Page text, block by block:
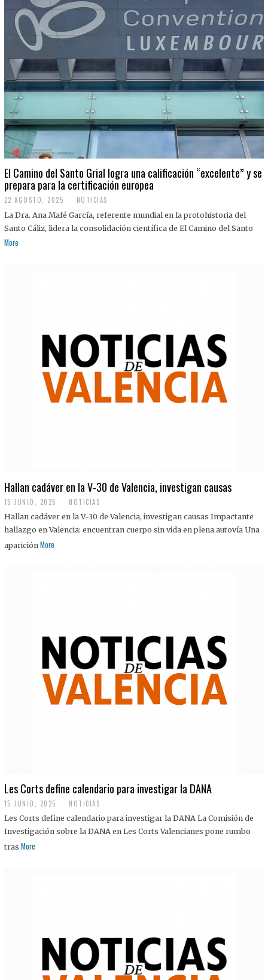
El Camino del Santo Grial logra una calificación “excelente” y se
prepara para la certificación europea
22 AGOSTO, 2025
2
A
G
NOTICIAS
La Dra. Ana Mafé García, referente mundial en la protohistoria del
Santo Cáliz, lidera la consolidación científica de El Camino del Santo
More
Hallan cadáver en la V-30 de Valencia, investigan causas
15 JUNIO, 2025 NOTICIAS
Hallan cadáver en la V-30 de Valencia, investigan causas Impactante
hallazgo en Valencia: encuentran cuerpo sin vida en plena autovía Una
aparición More
Les Corts define calendario para investigar la DANA
15 JUNIO, 2025 NOTICIAS
Les Corts define calendario para investigar la DANA La Comisión de
Investigación sobre la DANA en Les Corts Valencianes pone rumbo
tras More